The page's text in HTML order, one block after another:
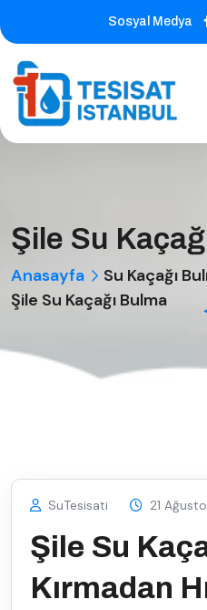
Sosyal Medya
Şile Su
Anasayfa
Su Kaçağı
Şile Su Kaçağı Bulma
SuTesisati 21
Şile Su
Kırmadan